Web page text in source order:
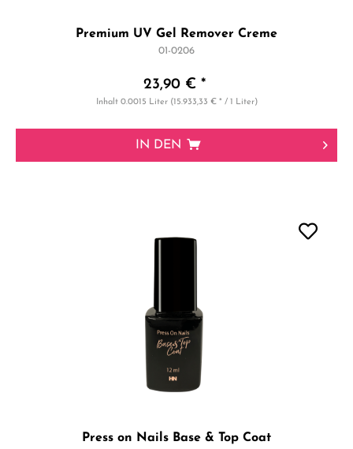
Premium UV Gel Remover Creme
01-0206
23,90 € *
Inhalt 0.0015 Liter (15.933,33 € * / 1 Liter)
IN DEN
Press on Nails Base & Top Coat